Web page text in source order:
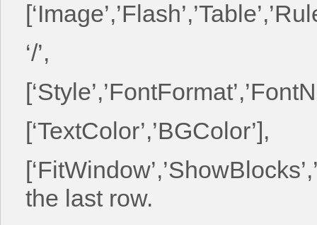
‘/’,
[‘TextColor’,’BGColor’],
the last row.